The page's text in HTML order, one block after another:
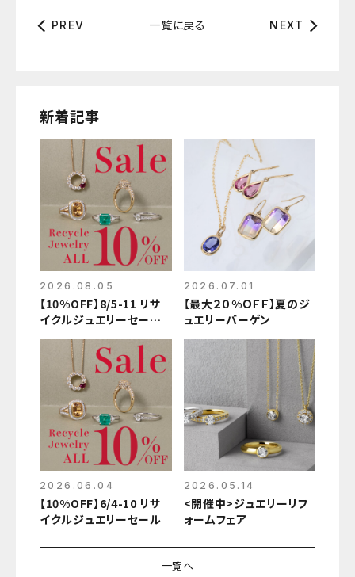
PREV 一覧に戻る NEXT
新着記事
2026.08.05
【10%OFF】8/5-11 リサ
イクルジュエリーセール
2026.07.01
【最大２０%ＯＦＦ】夏のジ
ュエリーバーゲン
2026.06.04
【10%OFF】6/4-10 リサ
イクルジュエリーセール
2026.05.14
<開催中>ジュエリーリフ
ォームフェア
一覧へ